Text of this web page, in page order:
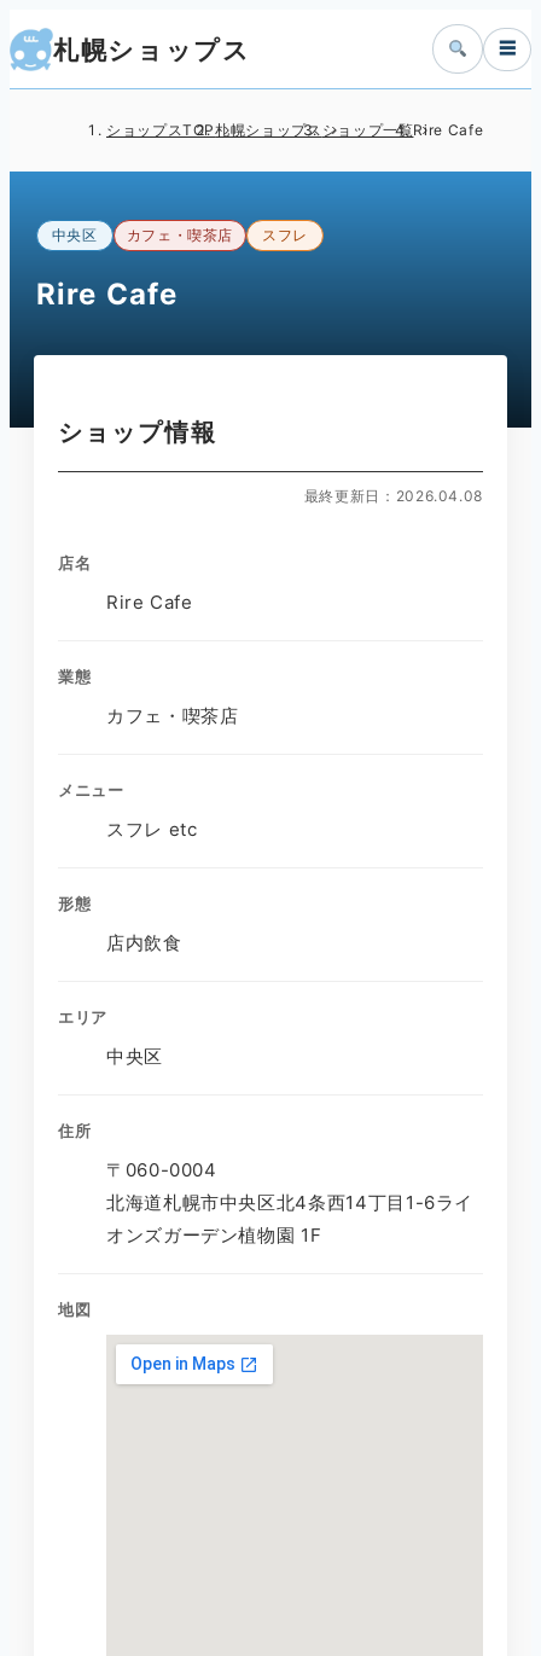
札幌ショップス ☰
ショップスTOP札幌ショップス ショップ一覧Rire Cafe
中央区 カフェ・喫茶店 スフレ
Rire Cafe
ショップ情報
最終更新日：2026.04.08
店名
Rire Cafe
業態
カフェ・喫茶店
メニュー
スフレ etc
形態
店内飲食
エリア
中央区
住所
〒060-0004
北海道札幌市中央区北4条西14丁目1-6ライ
オンズガーデン植物園 1F
地図